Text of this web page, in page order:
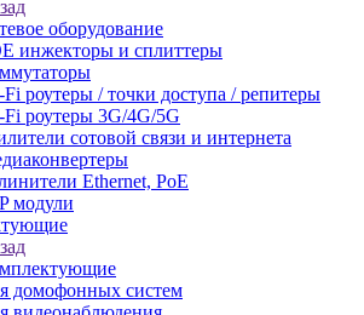
оборудование
инжекторы и сплиттеры
роутеры / точки доступа / репитеры
Fi роутеры 3G/4G/5G
сотовой связи и интернета
Ethernet, PoE
модули
домофонных систем